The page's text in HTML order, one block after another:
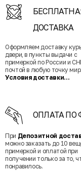
ДОСТАВКА
Оформляем доставку
двери, в пункты выдачи с
примеркой по России и
почтой в любую точку
Условия доставки...
ОПЛАТА ПО
При Депозитной
можно заказать до 10
примеркой и оплатой при
получении только за то,
понравилось.